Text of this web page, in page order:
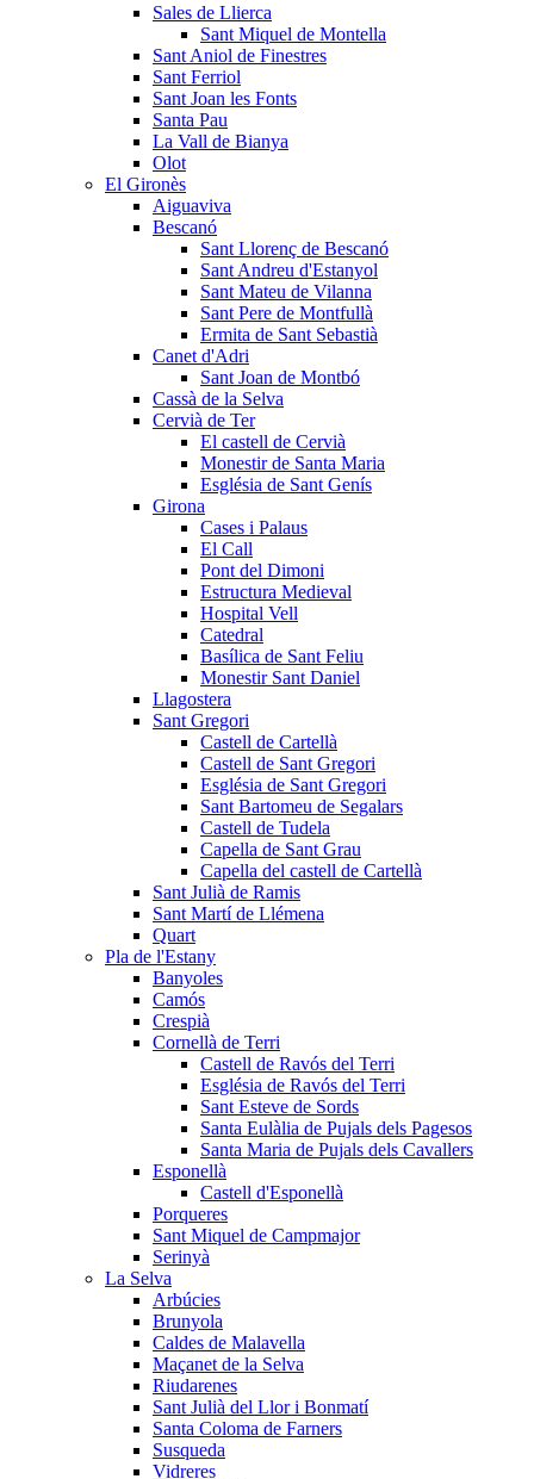
Sales de Llierca
Sant Miquel de Montella
Sant Aniol de Finestres
Sant Ferriol
Sant Joan les Fonts
Santa Pau
La Vall de Bianya
Olot
El Gironès
Aiguaviva
Bescanó
Sant Llorenç de Bescanó
Sant Andreu d'Estanyol
Sant Mateu de Vilanna
Sant Pere de Montfullà
Ermita de Sant Sebastià
Canet d'Adri
Sant Joan de Montbó
Cassà de la Selva
Cervià de Ter
El castell de Cervià
Monestir de Santa Maria
Església de Sant Genís
Girona
Cases i Palaus
El Call
Pont del Dimoni
Estructura Medieval
Hospital Vell
Catedral
Basílica de Sant Feliu
Monestir Sant Daniel
Llagostera
Sant Gregori
Castell de Cartellà
Castell de Sant Gregori
Església de Sant Gregori
Sant Bartomeu de Segalars
Castell de Tudela
Capella de Sant Grau
Capella del castell de Cartellà
Sant Julià de Ramis
Sant Martí de Llémena
Quart
Pla de l'Estany
Banyoles
Camós
Crespià
Cornellà de Terri
Castell de Ravós del Terri
Església de Ravós del Terri
Sant Esteve de Sords
Santa Eulàlia de Pujals dels Pagesos
Santa Maria de Pujals dels Cavallers
Esponellà
Castell d'Esponellà
Porqueres
Sant Miquel de Campmajor
Serinyà
La Selva
Arbúcies
Brunyola
Caldes de Malavella
Maçanet de la Selva
Riudarenes
Sant Julià del Llor i Bonmatí
Santa Coloma de Farners
Susqueda
Vidreres